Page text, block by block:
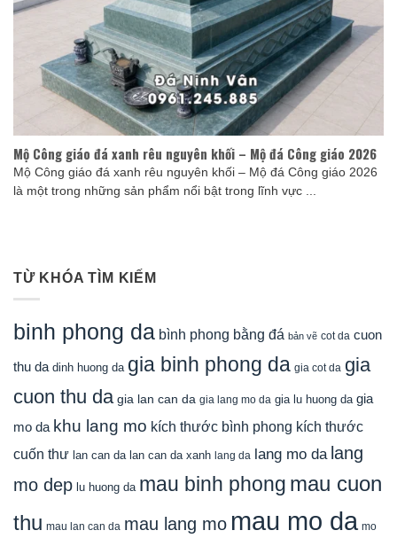
Mộ Công giáo đá xanh rêu nguyên khối – Mộ đá Công giáo 2026
Mộ Công giáo đá xanh rêu nguyên khối – Mộ đá Công giáo 2026
là một trong những sản phẩm nổi bật trong lĩnh vực ...
TỪ KHÓA TÌM KIẾM
binh phong da bình phong bằng đá bản vẽ cot da cuon
thu da dinh huong da gia binh phong da gia cot da gia
cuon thu da gia lan can da gia lang mo da gia lu huong da gia
mo da khu lang mo kích thước bình phong kích thước
cuốn thư lan can da lan can da xanh lang da lang mo da lang
mo dep lu huong da mau binh phong mau cuon
thu mau lan can da mau lang mo mau mo da mo